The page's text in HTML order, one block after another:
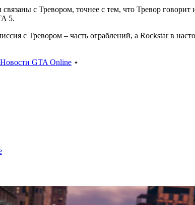
с Тревором, точнее с тем, что Тревор
5.
с Тревором – часть ограблений, а Rockstar в
Новости GTA Online ⋆